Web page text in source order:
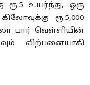
ரூ.5 உயர்ந்து, ஒரு
ரூ.5,000
பார் வெள்ளியின்
விற்பனையாகி